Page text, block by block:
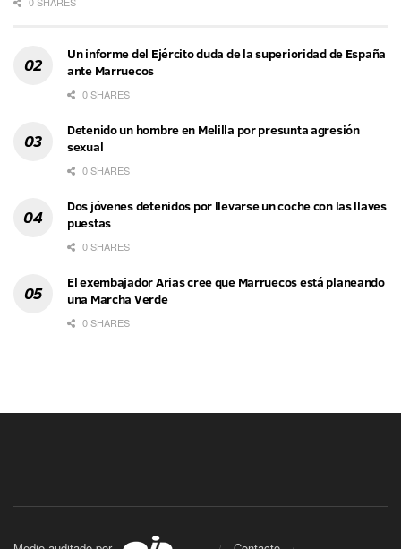
Un informe del Ejército duda de la superioridad de España
ante Marruecos
0 SHARES
Detenido un hombre en Melilla por presunta agresión
sexual
0 SHARES
Dos jóvenes detenidos por llevarse un coche con las llaves
puestas
0 SHARES
El exembajador Arias cree que Marruecos está planeando
una Marcha Verde
0 SHARES